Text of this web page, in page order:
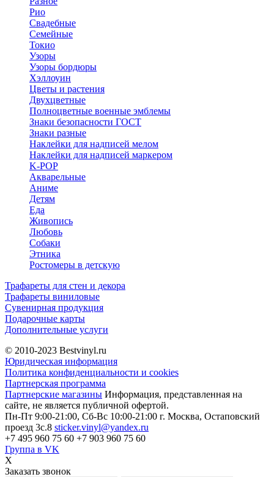
Рио
Свадебные
Семейные
Токио
Узоры
Узоры бордюры
Хэллоуин
Цветы и растения
Двухцветные
Полноцветные военные эмблемы
Знаки безопасности ГОСТ
Знаки разные
Наклейки для надписей мелом
Наклейки для надписей маркером
K-POP
Акварельные
Аниме
Детям
Еда
Живопись
Любовь
Собаки
Этника
Ростомеры в детскую
Трафареты для стен и декора
Трафареты виниловые
Сувенирная продукция
Подарочные карты
Дополнительные услуги
© 2010-2023 Bestvinyl.ru
Юридическая информация
Политика конфиденциальности и cookies
Партнерская программа
Партнерские магазины Информация, представленная на
сайте, не является публичной офертой.
Пн-Пт 9:00-21:00, Сб-Вс 10:00-21:00 г. Москва, Остаповский
проезд 3с.8 sticker.vinyl@yandex.ru
+7 495 960 75 60 +7 903 960 75 60
Группа в VK
X
Заказать звонок